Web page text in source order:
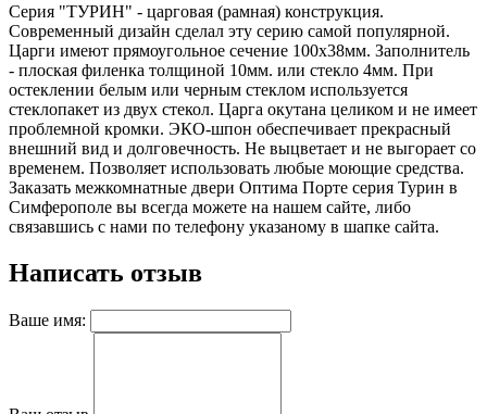
Серия "ТУРИН" - царговая (рамная) конструкция.
Современный дизайн сделал эту серию самой популярной.
Царги имеют прямоугольное сечение 100х38мм. Заполнитель
- плоская филенка толщиной 10мм. или стекло 4мм. При
остеклении белым или черным стеклом используется
стеклопакет из двух стекол. Царга окутана целиком и не имеет
проблемной кромки. ЭКО-шпон обеспечивает прекрасный
внешний вид и долговечность. Не выцветает и не выгорает со
временем. Позволяет использовать любые моющие средства.
Заказать межкомнатные двери Оптима Порте серия Турин в
Симферополе вы всегда можете на нашем сайте, либо
связавшись с нами по телефону указаному в шапке сайта.
Написать отзыв
Ваше имя: